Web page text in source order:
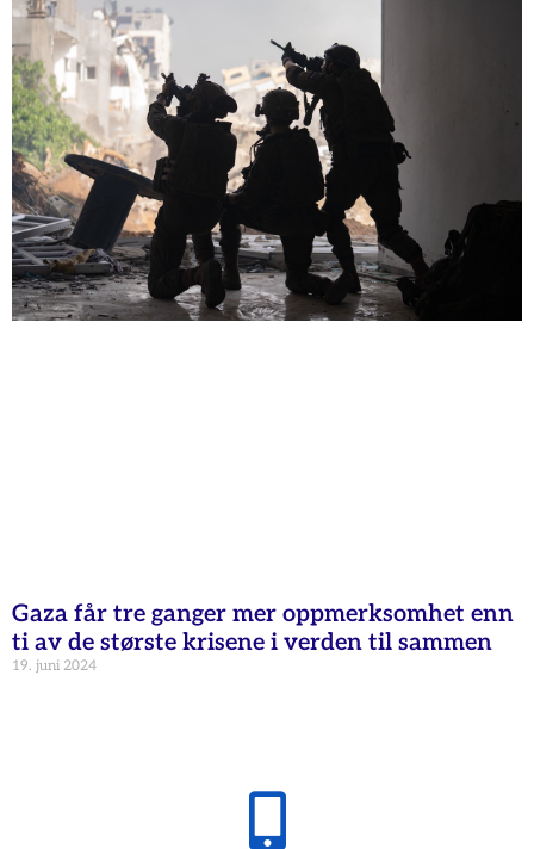
Gaza får tre ganger mer oppmerksomhet enn
ti av de største krisene i verden til sammen
19. juni 2024